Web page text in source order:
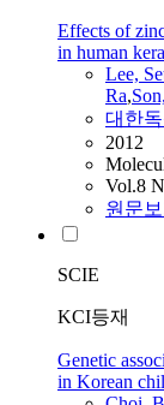
Effects of
in human
Lee,
Ra,
대한
2012
Vol.8
원문보
SCIE
KCI등재
Genetic
in Korean